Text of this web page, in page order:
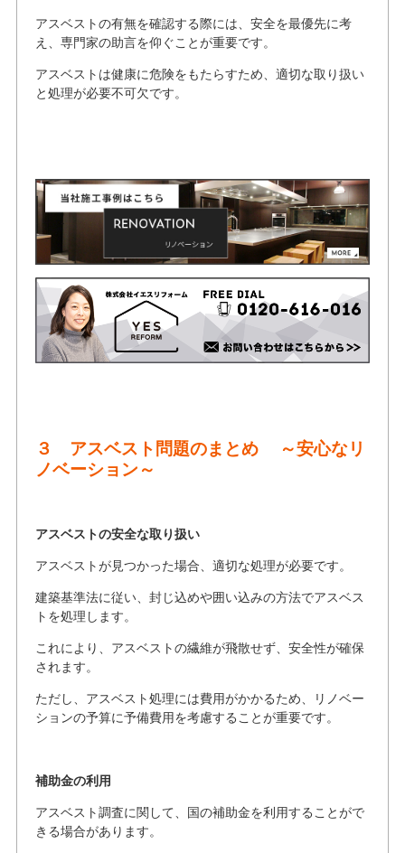
アスベストの有無を確認する際には、安全を最優先に考
え、専門家の助言を仰ぐことが重要です。
アスベストは健康に危険をもたらすため、適切な取り扱い
と処理が必要不可欠です。
３ アスベスト問題のまとめ ～安心なリ
ノベーション～
アスベストの安全な取り扱い
アスベストが見つかった場合、適切な処理が必要です。
建築基準法に従い、封じ込めや囲い込みの方法でアスベス
トを処理します。
これにより、アスベストの繊維が飛散せず、安全性が確保
されます。
ただし、アスベスト処理には費用がかかるため、リノベー
ションの予算に予備費用を考慮することが重要です。
補助金の利用
アスベスト調査に関して、国の補助金を利用することがで
きる場合があります。